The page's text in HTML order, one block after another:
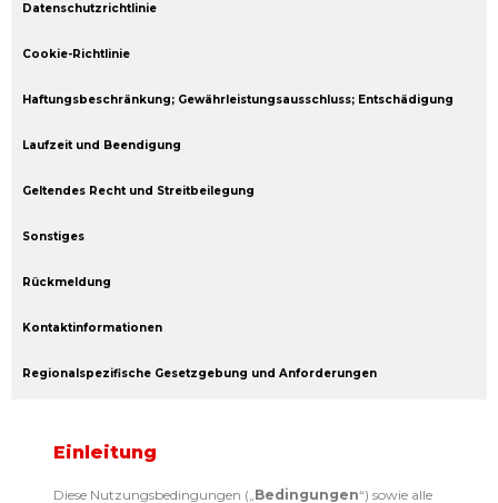
Datenschutzrichtlinie
Cookie-Richtlinie
Haftungsbeschränkung; Gewährleistungsausschluss; Entschädigung
Laufzeit und Beendigung
Geltendes Recht und Streitbeilegung
Sonstiges
Rückmeldung
Kontaktinformationen
Regionalspezifische Gesetzgebung und Anforderungen
Einleitung
Diese Nutzungsbedingungen („Bedingungen“) sowie alle